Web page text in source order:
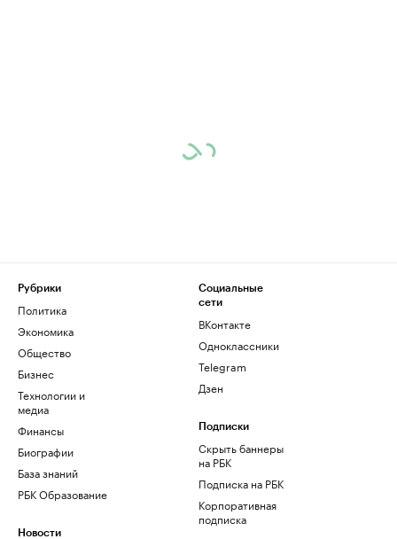
Рубрики
Политика
Экономика
Общество
Бизнес
Технологии и
медиа
Финансы
Биографии
База знаний
РБК Образование
Новости
Социальные
сети
ВКонтакте
Одноклассники
Telegram
Дзен
Подписки
Скрыть баннеры
на РБК
Подписка на РБК
Корпоративная
подписка